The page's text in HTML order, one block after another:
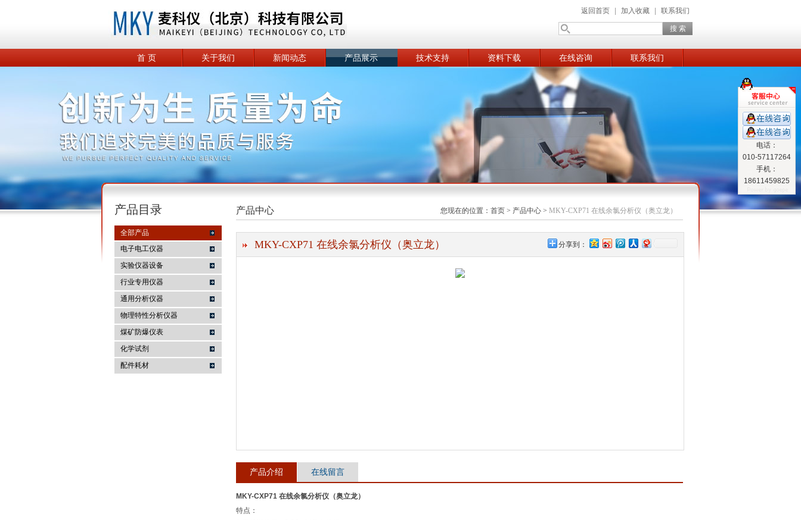
麦科仪（北京）科技有限公司
返回首页 加入收藏 联系我们
首 页 关于我们 新闻动态 产品展示 技术支持 资料下载 在线咨询 联系我们
产品目录
全部产品
电子电工仪器
实验仪器设备
行业专用仪器
通用分析仪器
物理特性分析仪器
煤矿防爆仪表
化学试剂
配件耗材
产品中心 您现在的位置： 首页 > 产品中心 > MKY-CXP71 在线余氯分析仪（奥立龙）
MKY-CXP71 在线余氯分析仪（奥立龙） 分享到：
产品介绍 在线留言
MKY-CXP71 在线余氯分析仪（奥立龙）
特点：
电话：
010-57117264
手机：
18611459825